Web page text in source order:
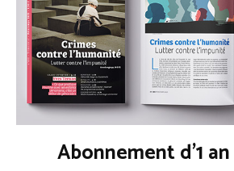
Abonnement d'1